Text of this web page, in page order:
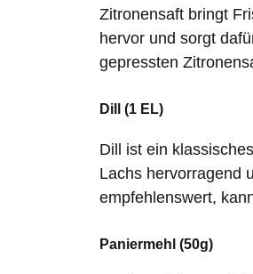
Zitronensaft bringt
hervor und sorgt
gepressten
Dill (1 EL)
Dill ist ein
Lachs hervorragend
empfehlenswert,
Paniermehl (50g)